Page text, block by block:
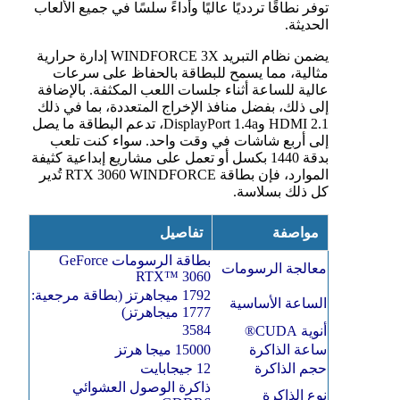
توفر نطاقًا تردديًا عاليًا وأداءً سلسًا في جميع الألعاب
الحديثة.
يضمن نظام التبريد WINDFORCE 3X إدارة حرارية
مثالية، مما يسمح للبطاقة بالحفاظ على سرعات
عالية للساعة أثناء جلسات اللعب المكثفة. بالإضافة
إلى ذلك، بفضل منافذ الإخراج المتعددة، بما في ذلك
HDMI 2.1 وDisplayPort 1.4a، تدعم البطاقة ما يصل
إلى أربع شاشات في وقت واحد. سواء كنت تلعب
بدقة 1440 بكسل أو تعمل على مشاريع إبداعية كثيفة
الموارد، فإن بطاقة RTX 3060 WINDFORCE تُدير
كل ذلك بسلاسة.
مواصفة تفاصيل
معالجة الرسومات
بطاقة الرسومات GeForce
RTX™ 3060
الساعة الأساسية
1792 ميجاهرتز (بطاقة مرجعية:
1777 ميجاهرتز)
أنوية CUDA®
3584
ساعة الذاكرة
15000 ميجا هرتز
حجم الذاكرة
12 جيجابايت
نوع الذاكرة
ذاكرة الوصول العشوائي